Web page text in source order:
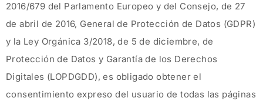
2016/679 del Parlamento Europeo y del Consejo, de 27
de abril de 2016, General de Protección de Datos (GDPR)
y la Ley Orgánica 3/2018, de 5 de diciembre, de
Protección de Datos y Garantía de los Derechos
Digitales (LOPDGDD), es obligado obtener el
consentimiento expreso del usuario de todas las páginas